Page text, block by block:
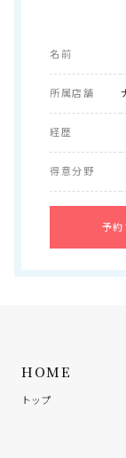
名前
所属店舗
経歴
得意分野
予約
HOME
トップ